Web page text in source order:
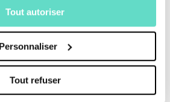
Tout autoriser
Personnaliser
Tout refuser